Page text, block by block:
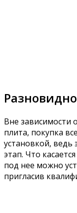
Вне зависимости
плита, покупка
установкой,
этап. Что
под нее можно
пригласив